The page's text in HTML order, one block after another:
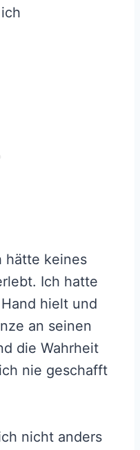
hätte keines
Ich hatte
hielt und
an seinen
die Wahrheit
nie geschafft
nicht anders